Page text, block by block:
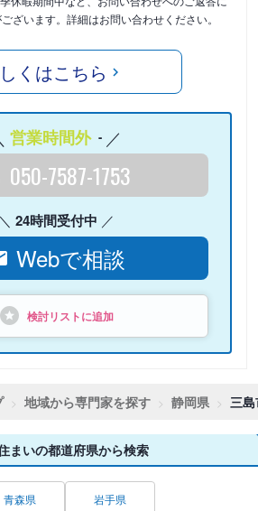
ざいます。詳細はお問い合わせください。
くはこちら
営業時間外 -
050-7587-1753
24時間受付中
Webで相談
検討リストに追加
地域から専門家を探す 静岡県 三
まいの都道府県から検索
青森県 岩手県